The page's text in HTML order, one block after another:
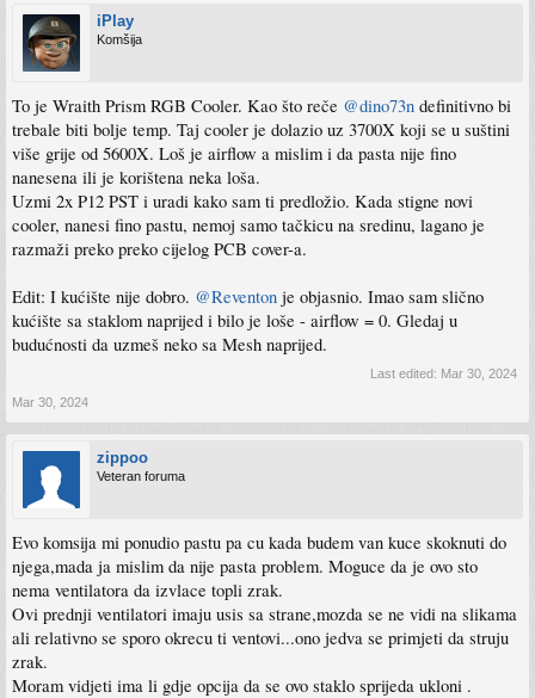
iPlay
Komšija
To je Wraith Prism RGB Cooler. Kao što reče @dino73n definitivno bi
trebale biti bolje temp. Taj cooler je dolazio uz 3700X koji se u suštini
više grije od 5600X. Loš je airflow a mislim i da pasta nije fino
nanesena ili je korištena neka loša.
Uzmi 2x P12 PST i uradi kako sam ti predložio. Kada stigne novi
cooler, nanesi fino pastu, nemoj samo tačkicu na sredinu, lagano je
razmaži preko preko cijelog PCB cover-a.
Edit: I kućište nije dobro. @Reventon je objasnio. Imao sam slično
kućište sa staklom naprijed i bilo je loše - airflow = 0. Gledaj u
budućnosti da uzmeš neko sa Mesh naprijed.
Last edited: Mar 30, 2024
Mar 30, 2024
zippoo
Veteran foruma
Evo komsija mi ponudio pastu pa cu kada budem van kuce skoknuti do
njega,mada ja mislim da nije pasta problem. Moguce da je ovo sto
nema ventilatora da izvlace topli zrak.
Ovi prednji ventilatori imaju usis sa strane,mozda se ne vidi na slikama
ali relativno se sporo okrecu ti ventovi...ono jedva se primjeti da struju
zrak.
Moram vidjeti ima li gdje opcija da se ovo staklo sprijeda ukloni .